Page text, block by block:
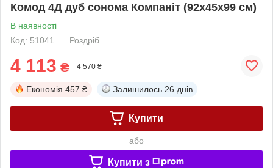
Комод 4Д дуб сонома Компаніт (92х45х99 см)
В наявності
Код: 51041
Роздріб
4 113 ₴ 4 570 ₴
Економія 457 ₴ Залишилось 26 днів
Купити
або
Купити з